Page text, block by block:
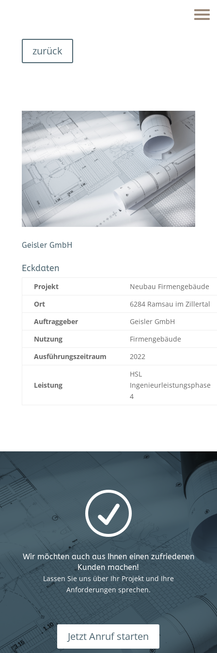
zurück
Geisler GmbH
Eckdaten
Projekt
Neubau Firmengebäude
Ort
6284 Ramsau im Zillertal
Auftraggeber
Geisler GmbH
Nutzung
Firmengebäude
Ausführungszeitraum
2022
Leistung
HSL
Ingenieurleistungsphase
4
R
Wir möchten auch aus Ihnen einen zufriedenen
Kunden machen!
Lassen Sie uns über Ihr Projekt und Ihre
Anforderungen sprechen.
Jetzt Anruf starten